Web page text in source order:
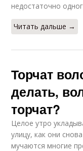
недостаточно
Читать дальше →
Торчат
делать,
торчат?
Целое утро
улицу, как они
мучаются многие